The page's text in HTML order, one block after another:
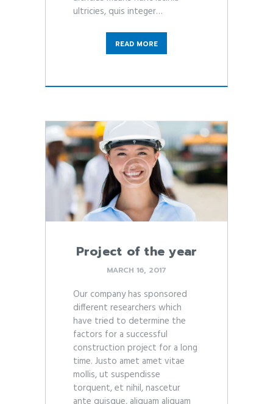
ultricies, quis integer…
READ MORE
Project of the year
MARCH 16, 2017
Our company has sponsored
different researchers which
have tried to determine the
factors for a successful
construction project for a long
time. Justo amet amet vitae
mollis, ut suspendisse
torquent, et nihil, nascetur